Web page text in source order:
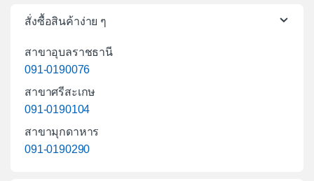
สั่งซื้อสินค้าง่าย ๆ
สาขาอุบลราชธานี
091-0190076
สาขาศรีสะเกษ
091-0190104
สาขามุกดาหาร
091-0190290